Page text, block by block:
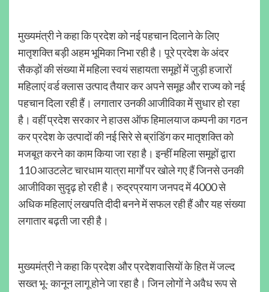
मुख्यमंत्री ने कहा कि प्रदेश को नई पहचान दिलाने के लिए
मातृशक्ति बड़ी अहम भूमिका निभा रही है। पूरे प्रदेश के अंदर
सैकड़ों की संख्या में महिला स्वयं सहायता समूहों में जुड़ी हजारों
महिलाएं वर्ड क्लास उत्पाद तैयार कर अपने समूह और राज्य को नई
पहचान दिला रही हैं। लगातार उनकी आजीविका में सुधार हो रहा
है। वहीं प्रदेश सरकार ने हाउस ऑफ हिमालयाज कम्पनी का गठन
कर प्रदेश के उत्पादों की नई सिरे से ब्रांडिंग कर मातृशक्ति को
मजबूत करने का काम किया जा रहा है। इन्हीं महिला समूहों द्वारा
110 आउटलेट चारधाम यात्रा मार्गों पर खोले गए हैं जिनसे उनकी
आजीविका सुदृढ़ हो रही है। रुद्रप्रयाग जनपद में 4000 से
अधिक महिलाएं लखपति दीदी बनने में सफल रही हैं और यह संख्या
लगातार बढ़ती जा रही है।
मुख्यमंत्री ने कहा कि प्रदेश और प्रदेशवासियों के हित में जल्द
सख्त भू- कानून लागू होने जा रहा है। जिन लोगों ने अवैध रूप से